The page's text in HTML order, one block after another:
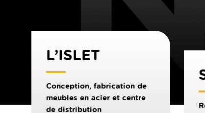
L’ISLET
Conception, fabrication de
meubles en acier et centre
de distribution